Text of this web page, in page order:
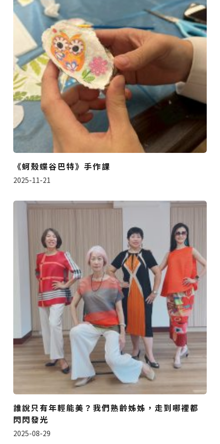
《蚵殼蝶谷巴特》手作課
2025-11-21
誰說只有年輕能美？我們熟齡姊姊，走到哪裡都
閃閃發光
2025-08-29